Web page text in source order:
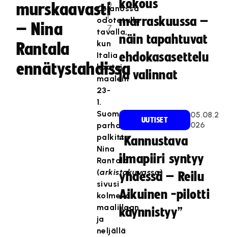
murskaavasti
– Nina
Rantala
ennätystahdissa
0
1
7
Celanossa
odotetulla
tavalla,
kun
Italia
kaatui
maalein
23-
1.
Suomen
parhaana
palkittu
Nina
Rantala
(arkistokuvassa)
sivusi
kolmella
maalillaan
ja
neljällä
kokous
marraskuussa –
näin tapahtuvat
ehdokasasettelu
ja valinnat
UUTISET
05.08.2
026
“Kannustava
ilmapiiri syntyy
yhdessä – Reilu
Aikuinen -pilotti
käynnistyy”